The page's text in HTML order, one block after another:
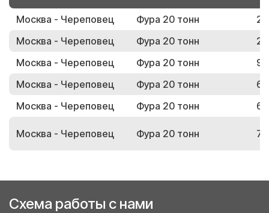
Москва - Череповец Фура 20 тонн
Москва - Череповец
Фура 20 тонн
Москва - Череповец
Фура 20 тонн
Москва - Череповец
Фура 20 тонн
Москва - Череповец
Фура 20 тонн
Москва - Череповец Фура 20 тонн
Схема работы с нами